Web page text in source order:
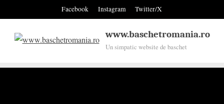
to
content
Facebook Instagram Twitter/X
www.baschetromania.ro
Un simpatic website de baschet